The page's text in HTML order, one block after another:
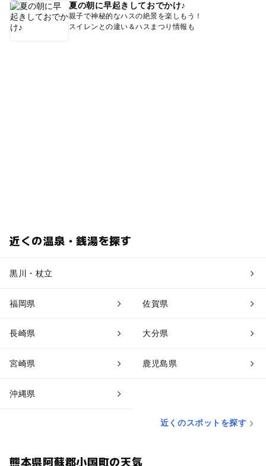
夏の朝に早起きしておでかけ♪
親子で神秘的なハスの絶景を楽しもう！
スイレンとの違い＆ハスまつり情報も
近くの温泉・銭湯を探す
黒川・杖立
福岡県 佐賀県
長崎県 大分県
宮崎県 鹿児島県
沖縄県
近くのスポットを探す
熊本県阿蘇郡小国町の天気